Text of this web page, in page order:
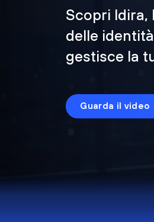
Scopri Idira,
delle
gestisce la
Guarda il video